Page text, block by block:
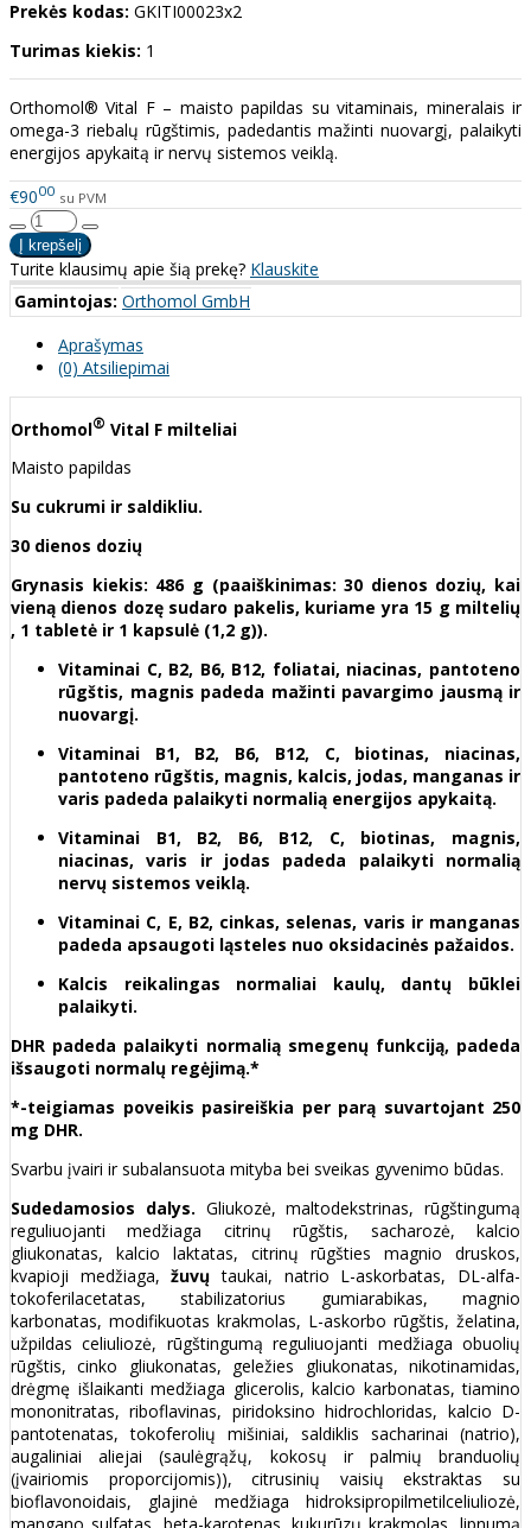
Prekės kodas: GKITI00023x2
Turimas kiekis: 1
Orthomol® Vital F – maisto papildas su vitaminais, mineralais ir
omega-3 riebalų rūgštimis, padedantis mažinti nuovargį, palaikyti
energijos apykaitą ir nervų sistemos veiklą.
€9000 su PVM
Turite klausimų apie šią prekę? Klauskite
Gamintojas: Orthomol GmbH
Aprašymas
(0) Atsiliepimai
Orthomol® Vital F milteliai
Maisto papildas
Su cukrumi ir saldikliu.
30 dienos dozių
Grynasis kiekis: 486 g (paaiškinimas: 30 dienos dozių, kai
vieną dienos dozę sudaro pakelis, kuriame yra 15 g miltelių
, 1 tabletė ir 1 kapsulė (1,2 g)).
Vitaminai C, B2, B6, B12, foliatai, niacinas, pantoteno
rūgštis, magnis padeda mažinti pavargimo jausmą ir
nuovargį.
Vitaminai B1, B2, B6, B12, C, biotinas, niacinas,
pantoteno rūgštis, magnis, kalcis, jodas, manganas ir
varis padeda palaikyti normalią energijos apykaitą.
Vitaminai B1, B2, B6, B12, C, biotinas, magnis,
niacinas, varis ir jodas padeda palaikyti normalią
nervų sistemos veiklą.
Vitaminai C, E, B2, cinkas, selenas, varis ir manganas
padeda apsaugoti ląsteles nuo oksidacinės pažaidos.
Kalcis reikalingas normaliai kaulų, dantų būklei
palaikyti.
DHR padeda palaikyti normalią smegenų funkciją, padeda
išsaugoti normalų regėjimą.*
*-teigiamas poveikis pasireiškia per parą suvartojant 250
mg DHR.
Svarbu įvairi ir subalansuota mityba bei sveikas gyvenimo būdas.
Sudedamosios dalys. Gliukozė, maltodekstrinas, rūgštingumą
reguliuojanti medžiaga citrinų rūgštis, sacharozė, kalcio
gliukonatas, kalcio laktatas, citrinų rūgšties magnio druskos,
kvapioji medžiaga,žuvųtaukai, natrio L-askorbatas, DL-alfa-
tokoferilacetatas, stabilizatorius gumiarabikas, magnio
karbonatas, modifikuotas krakmolas, L-askorbo rūgštis, želatina,
užpildas celiuliozė, rūgštingumą reguliuojanti medžiaga obuolių
rūgštis, cinko gliukonatas, geležies gliukonatas, nikotinamidas,
drėgmę išlaikanti medžiaga glicerolis, kalcio karbonatas, tiamino
mononitratas, riboflavinas, piridoksino hidrochloridas, kalcio D-
pantotenatas, tokoferolių mišiniai, saldiklis sacharinai (natrio),
augaliniai aliejai (saulėgrąžų, kokosų ir palmių branduolių
(įvairiomis proporcijomis)), citrusinių vaisių ekstraktas su
bioflavonoidais, glajinė medžiaga hidroksipropilmetilceliuliozė,